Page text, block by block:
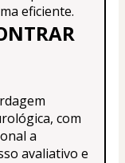
eficiente.
com
a
avaliativo e